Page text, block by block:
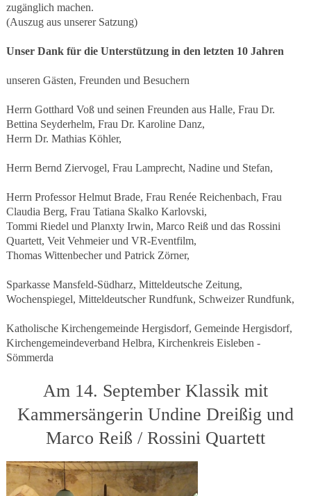
zugänglich machen.
(Auszug aus unserer Satzung)
Unser Dank für die Unterstützung in den letzten 10 Jahren
unseren Gästen, Freunden und Besuchern
Herrn Gotthard Voß und seinen Freunden aus Halle, Frau Dr.
Bettina Seyderhelm, Frau Dr. Karoline Danz,
Herrn Dr. Mathias Köhler,
Herrn Bernd Ziervogel, Frau Lamprecht, Nadine und Stefan,
Herrn Professor Helmut Brade, Frau Renée Reichenbach, Frau
Claudia Berg, Frau Tatiana Skalko Karlovski,
Tommi Riedel und Planxty Irwin, Marco Reiß und das Rossini
Quartett, Veit Vehmeier und VR-Eventfilm,
Thomas Wittenbecher und Patrick Zörner,
Sparkasse Mansfeld-Südharz, Mitteldeutsche Zeitung,
Wochenspiegel, Mitteldeutscher Rundfunk, Schweizer Rundfunk,
Katholische Kirchengemeinde Hergisdorf, Gemeinde Hergisdorf,
Kirchengemeindeverband Helbra, Kirchenkreis Eisleben -
Sömmerda
Am 14. September Klassik mit
Kammersängerin Undine Dreißig und
Marco Reiß / Rossini Quartett